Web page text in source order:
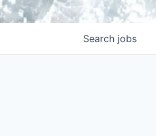
Search jobs